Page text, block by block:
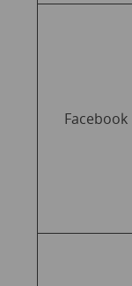
Facebook